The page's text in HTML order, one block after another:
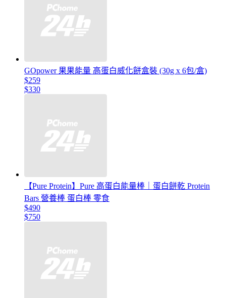
GOpower 果果能量 高蛋白威化餅盒裝 (30g x 6包/盒)
$259
$330
【Pure Protein】Pure 高蛋白能量棒｜蛋白餅乾 Protein
Bars 營養棒 蛋白棒 零食
$490
$750